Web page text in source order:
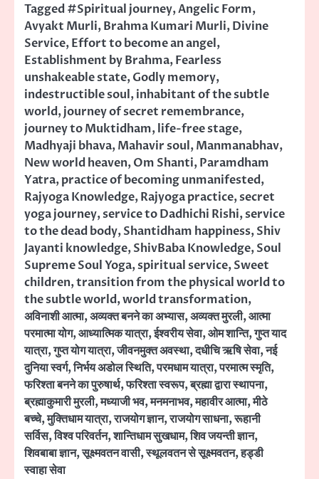
Tagged#Spiritual journey,Angelic Form,
Avyakt Murli,Brahma Kumari Murli,Divine
Service,Effort to become an angel,
Establishment by Brahma,Fearless
unshakeable state,Godly memory,
indestructible soul,inhabitant of the subtle
world,journey of secret remembrance,
journey to Muktidham,life-free stage,
Madhyaji bhava,Mahavir soul,Manmanabhav,
New world heaven,Om Shanti,Paramdham
Yatra,practice of becoming unmanifested,
Rajyoga Knowledge,Rajyoga practice,secret
yoga journey,service to Dadhichi Rishi,service
to the dead body,Shantidham happiness,Shiv
Jayanti knowledge,ShivBaba Knowledge,Soul
Supreme Soul Yoga,spiritual service,Sweet
children,transition from the physical world to
the subtle world,world transformation,
अविनाशी आत्मा,अव्यक्त बनने का अभ्यास,अव्यक्त मुरली,आत्मा
परमात्मा योग,आध्यात्मिक यात्रा,ईश्वरीय सेवा,ओम शान्ति,गुप्त याद
यात्रा,गुप्त योग यात्रा,जीवनमुक्त अवस्था,दधीचि ऋषि सेवा,नई
दुनिया स्वर्ग,निर्भय अडोल स्थिति,परमधाम यात्रा,परमात्म स्मृति,
फरिश्ता बनने का पुरुषार्थ,फरिश्ता स्वरूप,ब्रह्मा द्वारा स्थापना,
ब्रह्माकुमारी मुरली,मध्याजी भव,मनमनाभव,महावीर आत्मा,मीठे
बच्चे,मुक्तिधाम यात्रा,राजयोग ज्ञान,राजयोग साधना,रूहानी
सर्विस,विश्व परिवर्तन,शान्तिधाम सुखधाम,शिव जयन्ती ज्ञान,
शिवबाबा ज्ञान,सूक्ष्मवतन वासी,स्थूलवतन से सूक्ष्मवतन,हड्डी
स्वाहा सेवा